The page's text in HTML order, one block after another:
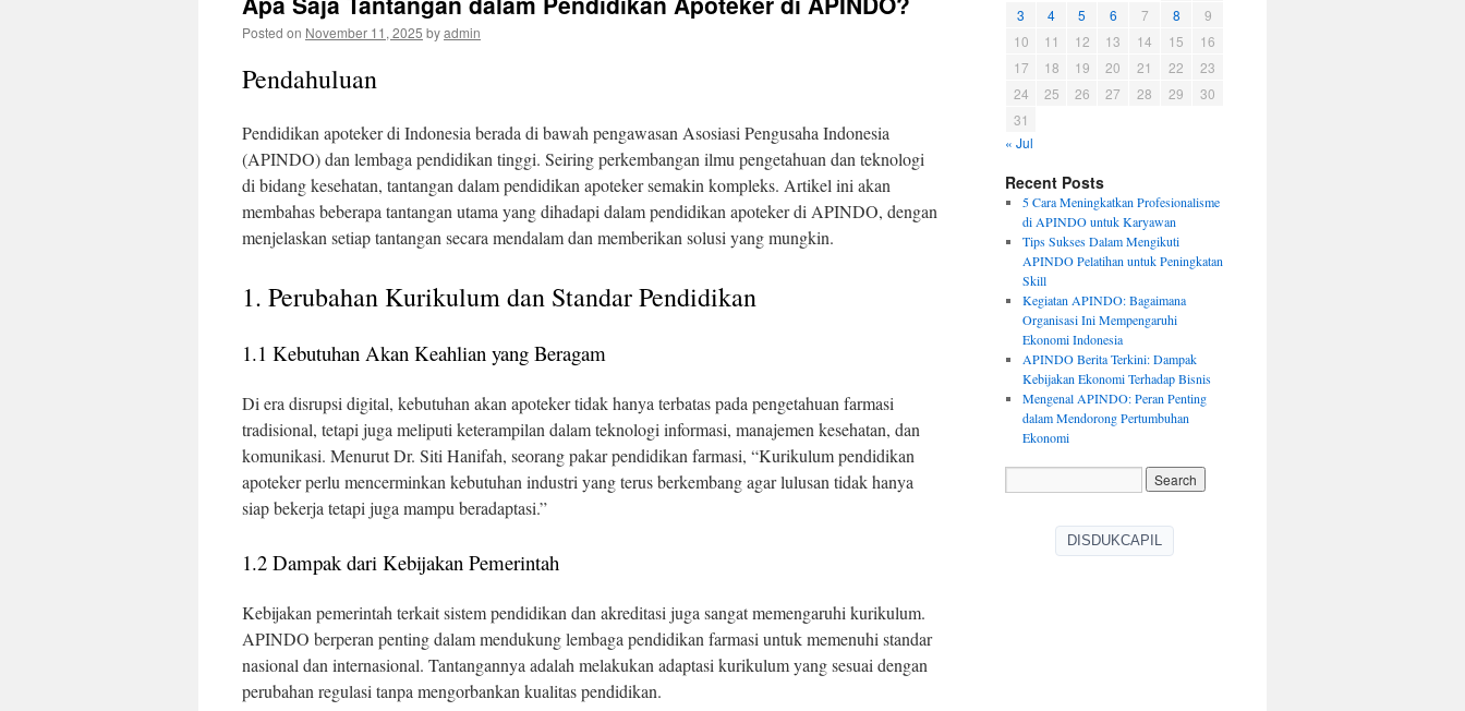
Posted on November 11, 2025 byadmin
Pendahuluan
Pendidikan apoteker di Indonesia berada di bawah pengawasan Asosiasi Pengusaha Indonesia
(APINDO) dan lembaga pendidikan tinggi. Seiring perkembangan ilmu pengetahuan dan teknologi
di bidang kesehatan, tantangan dalam pendidikan apoteker semakin kompleks. Artikel ini akan
membahas beberapa tantangan utama yang dihadapi dalam pendidikan apoteker di APINDO, dengan
menjelaskan setiap tantangan secara mendalam dan memberikan solusi yang mungkin.
1. Perubahan Kurikulum dan Standar Pendidikan
1.1 Kebutuhan Akan Keahlian yang Beragam
Di era disrupsi digital, kebutuhan akan apoteker tidak hanya terbatas pada pengetahuan farmasi
tradisional, tetapi juga meliputi keterampilan dalam teknologi informasi, manajemen kesehatan, dan
komunikasi. Menurut Dr. Siti Hanifah, seorang pakar pendidikan farmasi, “Kurikulum pendidikan
apoteker perlu mencerminkan kebutuhan industri yang terus berkembang agar lulusan tidak hanya
siap bekerja tetapi juga mampu beradaptasi.”
1.2 Dampak dari Kebijakan Pemerintah
Kebijakan pemerintah terkait sistem pendidikan dan akreditasi juga sangat memengaruhi kurikulum.
APINDO berperan penting dalam mendukung lembaga pendidikan farmasi untuk memenuhi standar
nasional dan internasional. Tantangannya adalah melakukan adaptasi kurikulum yang sesuai dengan
perubahan regulasi tanpa mengorbankan kualitas pendidikan.
3
4 5 6 7 8
9
10
11 12 13 14 15
16
17
18 19 20 21 22
23
24
25 26 27 28 29
30
31
« Jul
Recent Posts
5 Cara Meningkatkan Profesionalisme
di APINDO untuk Karyawan
Tips Sukses Dalam Mengikuti
APINDO Pelatihan untuk Peningkatan
Skill
Kegiatan APINDO: Bagaimana
Organisasi Ini Mempengaruhi
Ekonomi Indonesia
APINDO Berita Terkini: Dampak
Kebijakan Ekonomi Terhadap Bisnis
Mengenal APINDO: Peran Penting
dalam Mendorong Pertumbuhan
Ekonomi
DISDUKCAPIL